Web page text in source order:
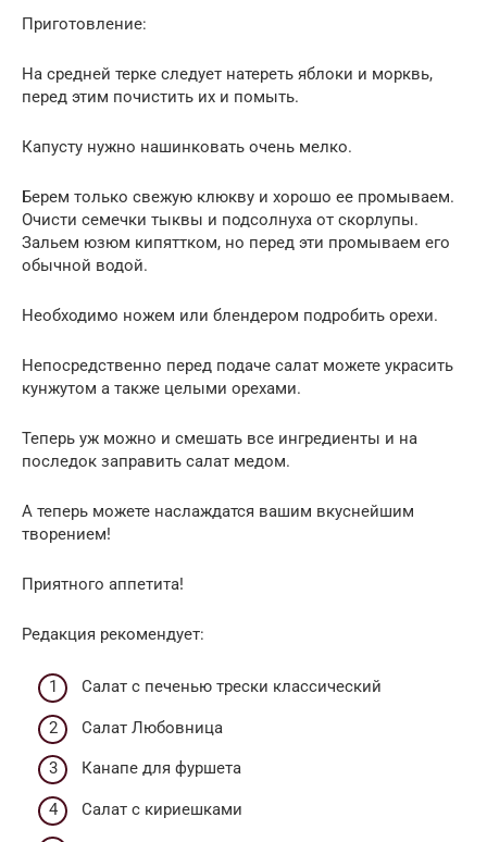
Приготовление:
На средней терке следует натереть яблоки и морквь,
перед этим почистить их и помыть.
Капусту нужно нашинковать очень мелко.
Берем только свежую клюкву и хорошо ее промываем.
Очисти семечки тыквы и подсолнуха от скорлупы.
Зальем юзюм кипяттком, но перед эти промываем его
обычной водой.
Необходимо ножем или блендером подробить орехи.
Непосредственно перед подаче салат можете украсить
кунжутом а также целыми орехами.
Теперь уж можно и смешать все ингредиенты и на
последок заправить салат медом.
А теперь можете наслаждатся вашим вкуснейшим
творением!
Приятного аппетита!
Редакция рекомендует:
Cалат с печенью трески классический
Салат Любовница
Канапе для фуршета
Салат с кириешками